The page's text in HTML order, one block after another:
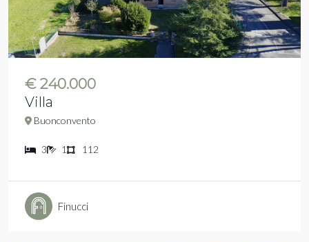
€ 240.000
Villa
Buonconvento
3 1 112
Finucci